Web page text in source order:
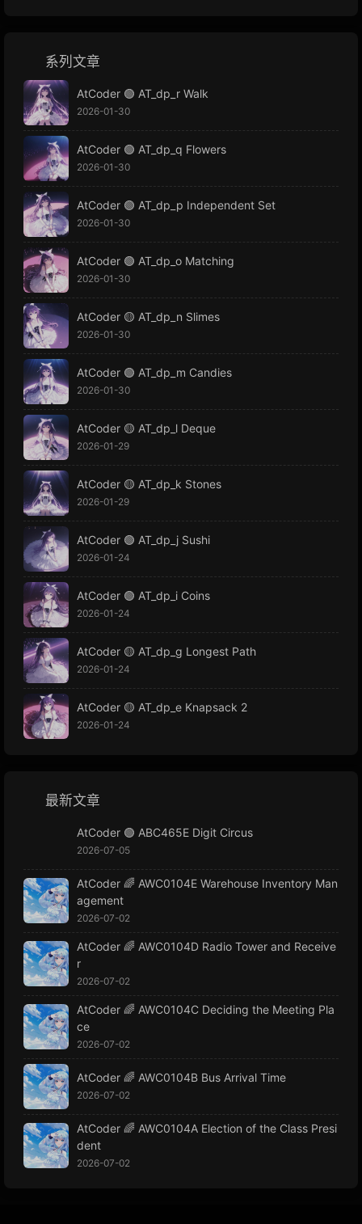
系列文章
AtCoder 🟢 AT_dp_r Walk
2026-01-30
AtCoder 🟢 AT_dp_q Flowers
2026-01-30
AtCoder 🟢 AT_dp_p Independent Set
2026-01-30
AtCoder 🟢 AT_dp_o Matching
2026-01-30
AtCoder 🟡 AT_dp_n Slimes
2026-01-30
AtCoder 🟢 AT_dp_m Candies
2026-01-30
AtCoder 🟡 AT_dp_l Deque
2026-01-29
AtCoder 🟡 AT_dp_k Stones
2026-01-29
AtCoder 🟢 AT_dp_j Sushi
2026-01-24
AtCoder 🟢 AT_dp_i Coins
2026-01-24
AtCoder 🟡 AT_dp_g Longest Path
2026-01-24
AtCoder 🟡 AT_dp_e Knapsack 2
2026-01-24
最新文章
AtCoder 🟢 ABC465E Digit Circus
2026-07-05
AtCoder 🌈 AWC0104E Warehouse Inventory Man
agement
2026-07-02
AtCoder 🌈 AWC0104D Radio Tower and Receive
r
2026-07-02
AtCoder 🌈 AWC0104C Deciding the Meeting Pla
ce
2026-07-02
AtCoder 🌈 AWC0104B Bus Arrival Time
2026-07-02
AtCoder 🌈 AWC0104A Election of the Class Presi
dent
2026-07-02